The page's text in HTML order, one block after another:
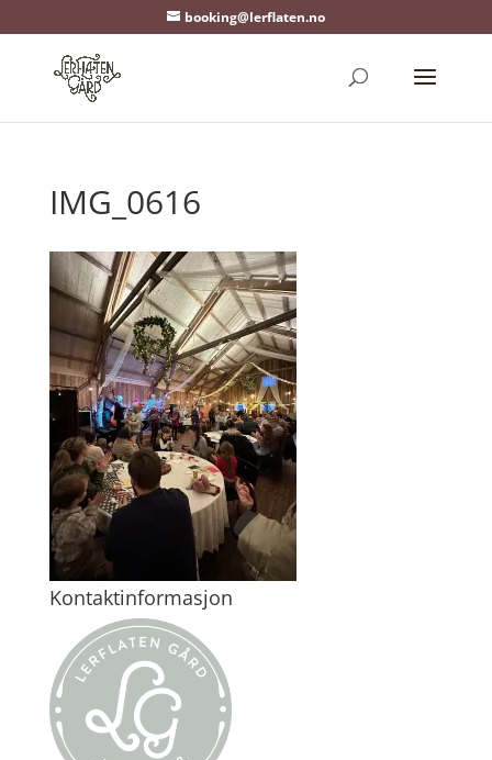
booking@lerflaten.no
IMG_0616
Kontaktinformasjon